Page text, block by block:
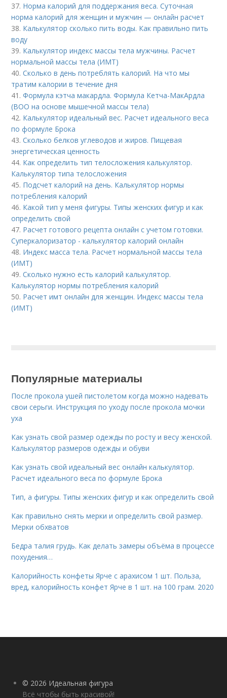
37. Норма калорий для поддержания веса. Суточная
норма калорий для женщин и мужчин — онлайн расчет
38. Калькулятор сколько пить воды. Как правильно пить
воду
39. Калькулятор индекс массы тела мужчины. Расчет
нормальной массы тела (ИМТ)
40.Сколько в день потреблять калорий. На что мы
тратим калории в течение дня
41.Формула кэтча макардла. Формула Кетча-МакАрдла
(ВОО на основе мышечной массы тела)
42. Калькулятор идеальный вес. Расчет идеального веса
по формуле Брока
43.Сколько белков углеводов и жиров. Пищевая
энергетическая ценность
44. Как определить тип телосложения калькулятор.
Калькулятор типа телосложения
45. Подсчет калорий на день. Калькулятор нормы
потребления калорий
46. Какой тип у меня фигуры. Типы женских фигур и как
определить свой
47. Расчет готового рецепта онлайн с учетом готовки.
Суперкалоризатор - калькулятор калорий онлайн
48. Индекс масса тела. Расчет нормальной массы тела
(ИМТ)
49.Сколько нужно есть калорий калькулятор.
Калькулятор нормы потребления калорий
50. Расчет имт онлайн для женщин. Индекс массы тела
(ИМТ)
Популярные материалы
После прокола ушей пистолетом когда можно надевать
свои серьги. Инструкция по уходу после прокола мочки
уха
Как узнать свой размер одежды по росту и весу женской.
Калькулятор размеров одежды и обуви
Как узнать свой идеальный вес онлайн калькулятор.
Расчет идеального веса по формуле Брока
Тип, а фигуры. Типы женских фигур и как определить свой
Как правильно снять мерки и определить свой размер.
Мерки обхватов
Бедра талия грудь. Как делать замеры объёма в процессе
похудения…
Калорийность конфеты Ярче с арахисом 1 шт. Польза,
вред, калорийность конфет Ярче в 1 шт. на 100 грам. 2020
© 2026 Идеальная фигура
Всё чтобы быть красивой!